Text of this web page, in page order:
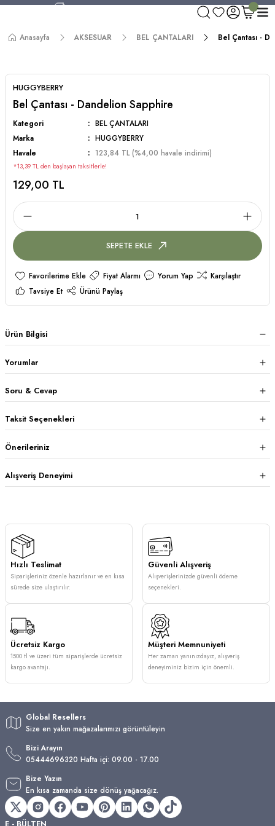
750 TL ve Üzeri Alışverişlerde Kargo Bedava!
Worldwide Shipping!
Anasayfa AKSESUAR BEL ÇANTALARI Bel Çantası -
HUGGYBERRY
Bel Çantası - Dandelion Sapphire
Kategori
BEL ÇANTALARI
Marka
HUGGYBERRY
Havale
123,84 TL (%4,00 havale indirimi)
*13,39 TL den başlayan taksitlerle!
129,00 TL
SEPETE EKLE
Fiyat Alarmı Yorum Yap
Karşılaştır
Tavsiye Et
Ürünü Paylaş
Ürün Bilgisi
Yorumlar
Soru & Cevap
Taksit Seçenekleri
Önerileriniz
Alışveriş Deneyimi
Hızlı Teslimat
Siparişleriniz özenle hazırlanır ve en kısa
sürede size ulaştırılır.
Güvenli Alışveriş
Alışverişlerinizde güvenli ödeme
seçenekleri.
Ücretsiz Kargo
1500 tl ve üzeri tüm siparişlerde ücretsiz
kargo avantajı.
Müşteri Memnuniyeti
Her zaman yanınızdayız, alışveriş
deneyiminiz bizim için önemli.
Global Resellers
Size en yakın mağazalarımızı görüntüleyin
Bizi Arayın
05444696320 Hafta içi: 09.00 - 17.00
Bize Yazın
En kısa zamanda size dönüş yağacağız.